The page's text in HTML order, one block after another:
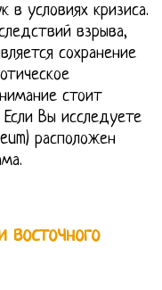
условиях кризиса.
взрыва,
сохранение
стоит
Вы исследуете
расположен
восточного